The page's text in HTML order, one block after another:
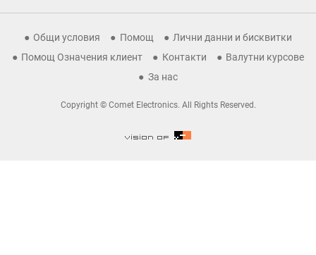
Общи условия Помощ
Лични данни и бисквитки
Помощ Означения клиент
Контакти
Валутни курсове
За нас
Copyright © Comet Electronics. All Rights Reserved.